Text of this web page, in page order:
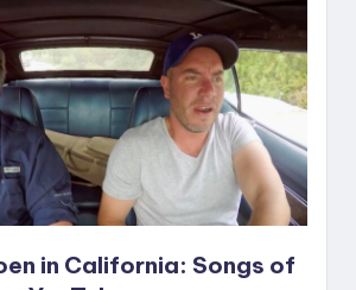
in California: Songs of